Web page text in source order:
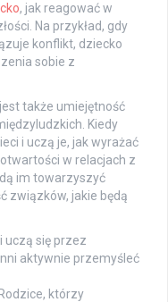
, jak reagować w
Na przykład, gdy
konflikt, dziecko
sobie z
także umiejętność
Kiedy
i uczą je, jak wyrażać
w relacjach z
im towarzyszyć
związków, jakie będą
uczą się przez
aktywnie przemyśleć
Rodzice, którzy